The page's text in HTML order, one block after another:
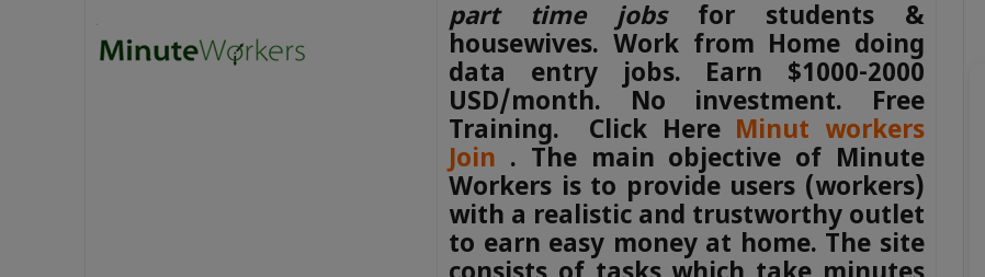
part time jobsfor students &
housewives. Work from Home doing
data entry jobs. Earn $1000-2000
USD/month. No investment. Free
Training. Click Here Minut workers
Join . The main objective of Minute
Workers is to provide users (workers)
with a realistic and trustworthy outlet
to earn easy money at home. The site